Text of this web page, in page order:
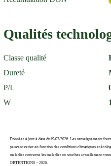
Qualités
Classe qualité
Dureté
P/L
W
Données à jour à date du19/03/2026. Les renseignements
peuvent varier en fonction des conditions climatiques et
maladies concerne les maladies ou souches actuellement
OBTENTIONS – 2026.